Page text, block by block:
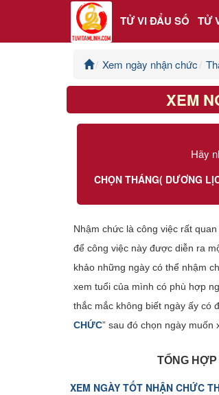
TỬ VI ĐẨU SỐ TỬ
Tử Vi Đẩu Số
Văn Hoa Tâm linh
Xem ngày nhận chức
XEM
Hãy
CHỌN THÁNG( DƯƠNG
Nhậm chức là công việc rất
để công việc này được diễn ra
khảo những ngày có thể nhậm
xem tuổi của mình có phù hợp
thắc mắc không biết ngày ấy có
CHỨC” sau đó chọn ngày
TỔNG
XEM NGÀY TỐT NHẬN CHỨC